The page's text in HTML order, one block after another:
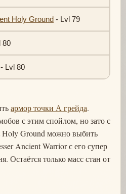
Holy Ground - Lvl 79
80
- Lvl 80
армор точки А грейда.
с этим спойлом, но зато с
Holy Ground можно выбить
Ancient Warrior с его супер
Остаётся только масс стан от